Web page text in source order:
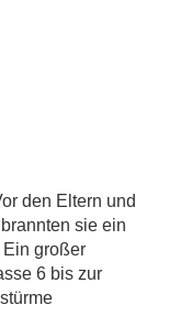
den Eltern und
sie ein
großer
6 bis zur